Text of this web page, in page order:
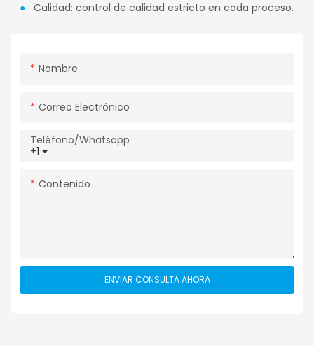
● Calidad: control de calidad estricto en cada proceso.
Nombre
Correo Electrónico
+1
Teléfono/whatsapp
Contenido
ENVIAR CONSULTA AHORA